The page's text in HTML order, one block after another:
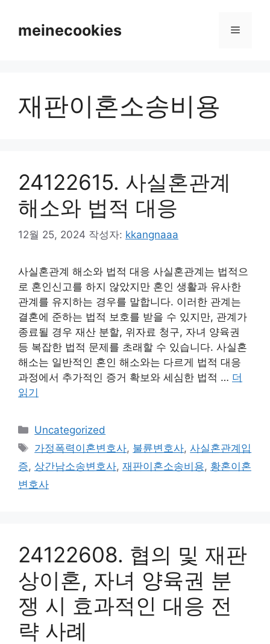
meinecookies 메
재판이혼소송비용
24122615. 사실혼관계
해소와 법적 대응
12월 25, 2024 작성자: kkangnaaa
사실혼관계 해소와 법적 대응 사실혼관계는 법적으
로 혼인신고를 하지 않았지만 혼인 생활과 유사한
관계를 유지하는 경우를 말합니다. 이러한 관계는
결혼에 준하는 법적 보호를 받을 수 있지만, 관계가
종료될 경우 재산 분할, 위자료 청구, 자녀 양육권
등 복잡한 법적 문제를 초래할 수 있습니다. 사실혼
해소는 일반적인 혼인 해소와는 다르게 법적 대응
과정에서 추가적인 증거 확보와 세심한 법적 … 더
읽기
카
테
고
리
Uncategorized
태
그
가정폭력이혼변호사, 불륜변호사,사실혼관계입
증, 상간남소송변호사, 재판이혼소송비용, 황혼이혼
변호사
24122608. 협의 및 재판
상이혼, 자녀 양육권 분
쟁 시 효과적인 대응 전
략 사례